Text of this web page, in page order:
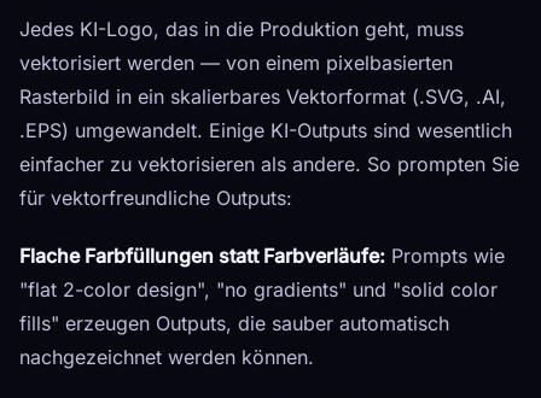
Jedes KI-Logo, das in die Produktion geht, muss
vektorisiert werden — von einem pixelbasierten
Rasterbild in ein skalierbares Vektorformat (.SVG, .AI,
.EPS) umgewandelt. Einige KI-Outputs sind wesentlich
einfacher zu vektorisieren als andere. So prompten Sie
für vektorfreundliche Outputs:
Flache Farbfüllungen statt Farbverläufe: Prompts wie
"flat 2-color design", "no gradients" und "solid color
fills" erzeugen Outputs, die sauber automatisch
nachgezeichnet werden können.